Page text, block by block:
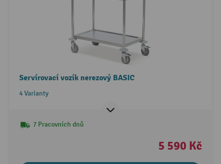
Servírovací vozík nerezový BASIC
4 Varianty
7 Pracovních dnů
5 590 Kč